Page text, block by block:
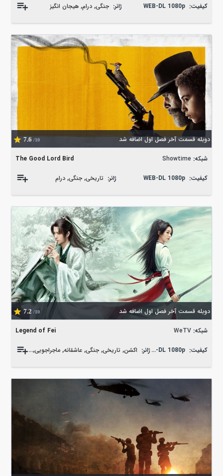
کیفیت: WEB-DL 1080p ژانر: جنگی,درام,هیجان انگیز
دوبله قسمت آخر فصل اول اضافه شد 7.6 /10
The Good Lord Bird شبکه: Showtime
کیفیت: WEB-DL 1080p ژانر: تاریخی,جنگی,درام
دوبله قسمت آخر فصل اول اضافه شد 7.2 /10
Legend of Fei شبکه: WeTV
کیفیت: WEB-DL 1080p ژانر: اکشن, تاریخی,جنگی,عاشقانه,ماجراجویی, معمایی